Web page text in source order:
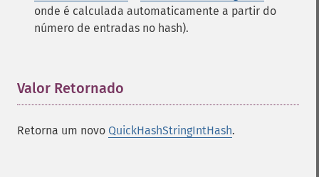
onde é calculada automaticamente a partir do
número de entradas no hash).
Valor Retornado
Retorna um novo QuickHashStringIntHash.